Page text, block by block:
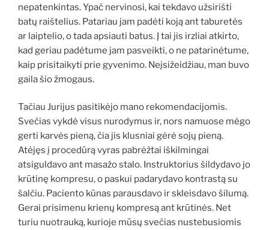
nepatenkintas. Ypač nervinosi, kai tekdavo užsirišti
batų raištelius. Patariau jam padėti koją ant taburetės
ar laiptelio, o tada apsiauti batus. Į tai jis irzliai atkirto,
kad geriau padėtume jam pasveikti, o ne patarinėtume,
kaip prisitaikyti prie gyvenimo. Neįsižeidžiau, man buvo
gaila šio žmogaus.
Tačiau Jurijus pasitikėjo mano rekomendacijomis.
Svečias vykdė visus nurodymus ir, nors namuose mėgo
gerti karvės pieną, čia jis klusniai gėrė sojų pieną.
Atėjęs į procedūrą vyras pabrėžtai iškilmingai
atsiguldavo ant masažo stalo. Instruktorius šildydavo jo
krūtinę kompresu, o paskui padarydavo kontrastą su
šalčiu. Paciento kūnas parausdavo ir skleisdavo šilumą.
Gerai prisimenu krienų kompresą ant krūtinės. Net
turiu nuotrauką, kurioje mūsų svečias nustebusiomis